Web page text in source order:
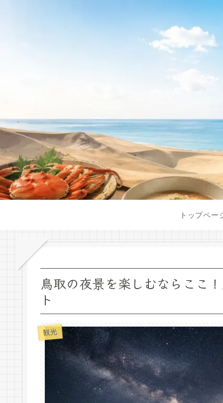
トップペー
鳥取の夜景を楽しむならここ
ト
観光